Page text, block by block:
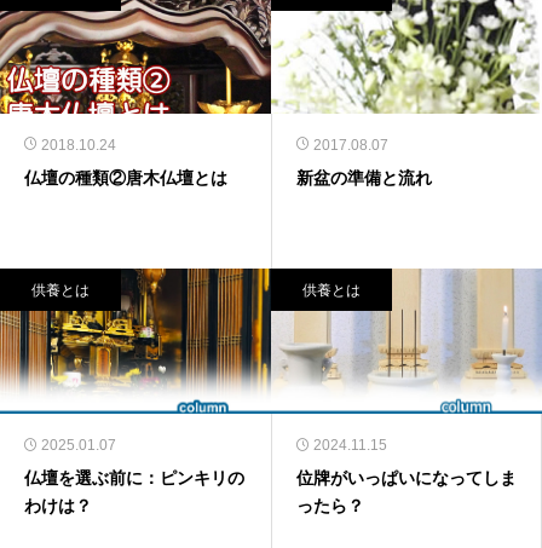
2018.10.24
仏壇の種類②唐木仏壇とは
2017.08.07
新盆の準備と流れ
供養とは
2025.01.07
仏壇を選ぶ前に：ピンキリの
わけは？
供養とは
2024.11.15
位牌がいっぱいになってしま
ったら？